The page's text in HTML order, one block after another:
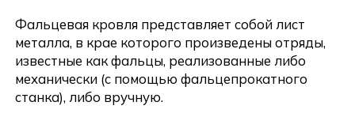
Фальцевая кровля представляет собой лист
металла, в крае которого произведены отряды,
известные как фальцы, реализованные либо
механически (с помощью фальцепрокатного
станка), либо вручную.